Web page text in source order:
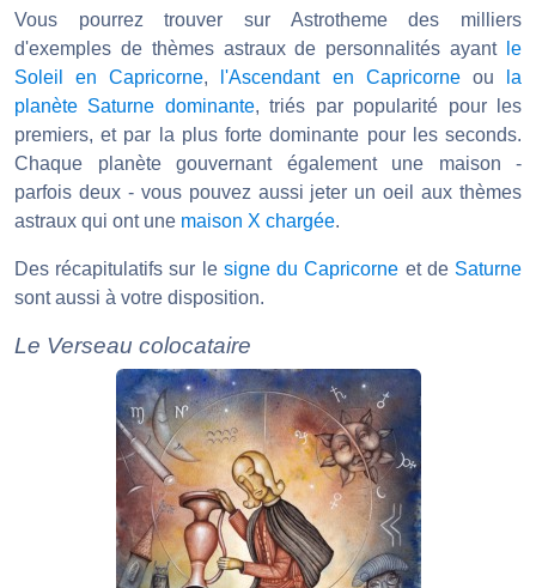
Vous pourrez trouver sur Astrotheme des milliers
d'exemples de thèmes astraux de personnalités ayant
le
Soleil en Capricorne, l'Ascendant en Capricorneou
la
planète Saturne dominante, triés par popularité pour les
premiers, et par la plus forte dominante pour les seconds.
Chaque planète gouvernant également une maison -
parfois deux - vous pouvez aussi jeter un oeil aux thèmes
astraux qui ont une maison X chargée.
Des récapitulatifs sur le signe du Capricorne et de Saturne
sont aussi à votre disposition.
Le Verseau colocataire